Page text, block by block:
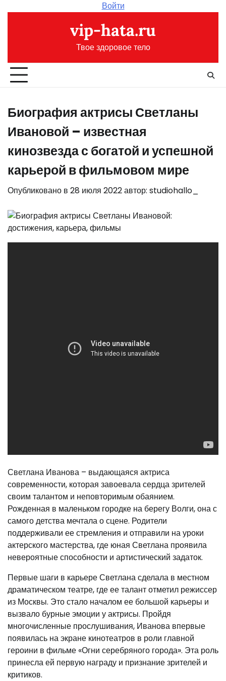
Войти
vip-hata.ru
Твое здоровое тело
Биография актрисы Светланы
Ивановой – известная
кинозвезда с богатой и успешной
карьерой в фильмовом мире
Опубликовано в 28 июля 2022автор: studiohallo_
Светлана Иванова – выдающаяся актриса
современности, которая завоевала сердца зрителей
своим талантом и неповторимым обаянием.
Рожденная в маленьком городке на берегу Волги, она с
самого детства мечтала о сцене. Родители
поддерживали ее стремления и отправили на уроки
актерского мастерства, где юная Светлана проявила
невероятные способности и артистический задаток.
Первые шаги в карьере Светлана сделала в местном
драматическом театре, где ее талант отметил режиссер
из Москвы. Это стало началом ее большой карьеры и
вызвало бурные эмоции у актрисы. Пройдя
многочисленные прослушивания, Иванова впервые
появилась на экране кинотеатров в роли главной
героини в фильме «Огни серебряного города». Эта роль
принесла ей первую награду и признание зрителей и
критиков.